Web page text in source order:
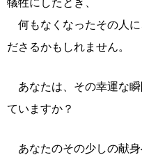
犠牲にしたとき、
何もなくなったその人に
ださるかもしれません。
あなたは、その幸運な瞬
ていますか？
あなたのその少しの献身